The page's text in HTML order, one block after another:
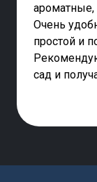
ароматные,
Очень
простой и
сад и